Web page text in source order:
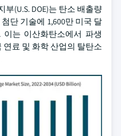
(U.S. DOE)는 탄소 배출량
단 기술에 1,600만 미국 달
는 이산화탄소에서 파생
료 및 화학 산업의 탈탄소